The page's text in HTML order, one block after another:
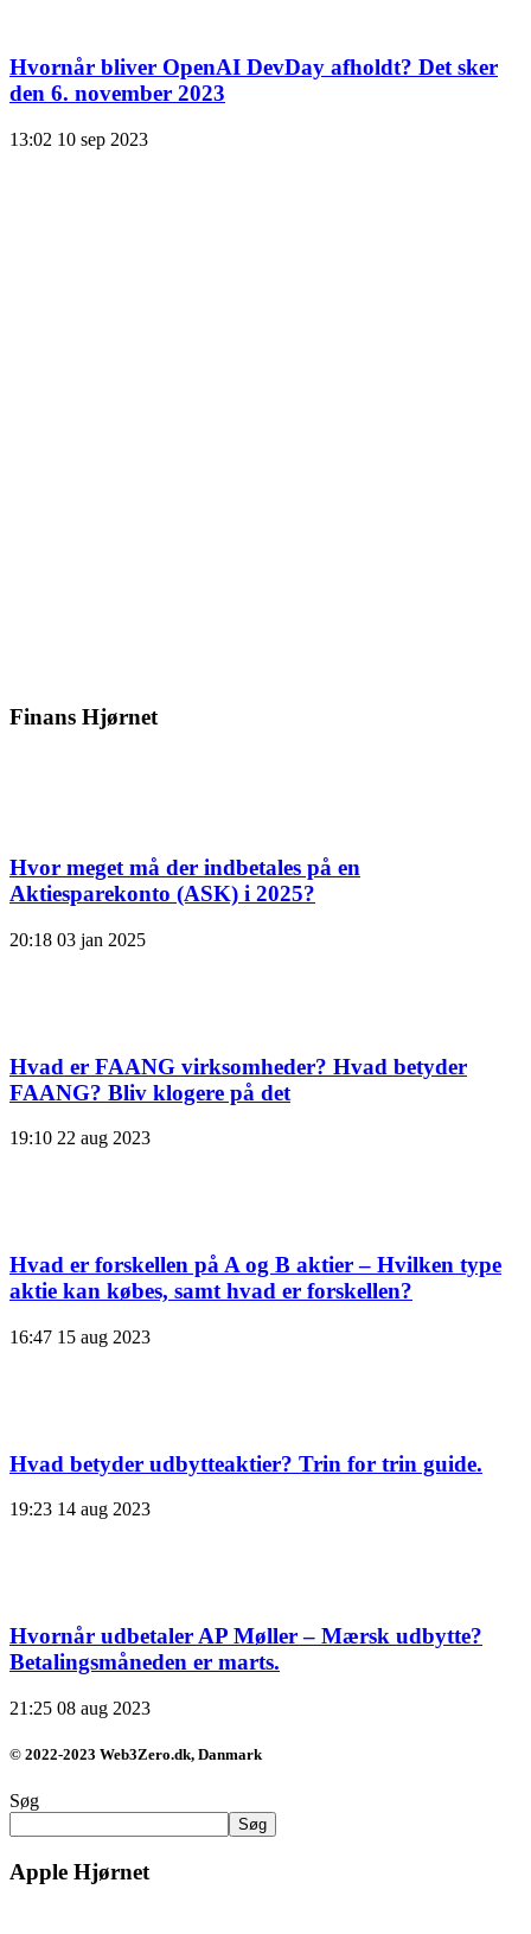
Hvornår bliver OpenAI DevDay afholdt? Det sker
den 6. november 2023
13:02 10 sep 2023
Finans Hjørnet
Hvor meget må der indbetales på en
Aktiesparekonto (ASK) i 2025?
20:18 03 jan 2025
Hvad er FAANG virksomheder? Hvad betyder
FAANG? Bliv klogere på det
19:10 22 aug 2023
Hvad er forskellen på A og B aktier – Hvilken type
aktie kan købes, samt hvad er forskellen?
16:47 15 aug 2023
Hvad betyder udbytteaktier? Trin for trin guide.
19:23 14 aug 2023
Hvornår udbetaler AP Møller – Mærsk udbytte?
Betalingsmåneden er marts.
21:25 08 aug 2023
© 2022-2023 Web3Zero.dk, Danmark
Søg
Søg
Apple Hjørnet